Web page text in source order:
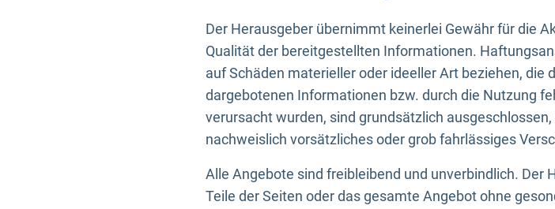
Der Herausgeber übernimmt keinerlei Gewähr für die
Qualität der bereitgestellten Informationen.
auf Schäden materieller oder ideeller Art beziehen, die
dargebotenen Informationen bzw. durch die Nutzung
verursacht wurden, sind grundsätzlich
nachweislich vorsätzliches oder grob fahrlässiges
Alle Angebote sind freibleibend und unverbindlich. Der
Teile der Seiten oder das gesamte Angebot ohne